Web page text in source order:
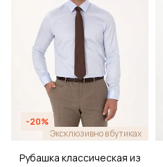
-20%
Эксклюзивно в бутиках
Рубашка классическая из